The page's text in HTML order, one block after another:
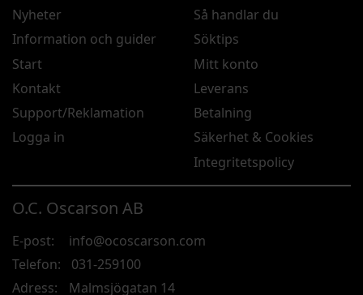
O.C. Oscarson AB
E-post:
info@ocoscarson.com
Telefon:
031-259100
Adress:
Malmsjögatan 14
Nyheter
Information och guider
Start
Kontakt
Support/Reklamation
Logga in
Så handlar du
Söktips
Mitt konto
Leverans
Betalning
Säkerhet & Cookies
Integritetspolicy